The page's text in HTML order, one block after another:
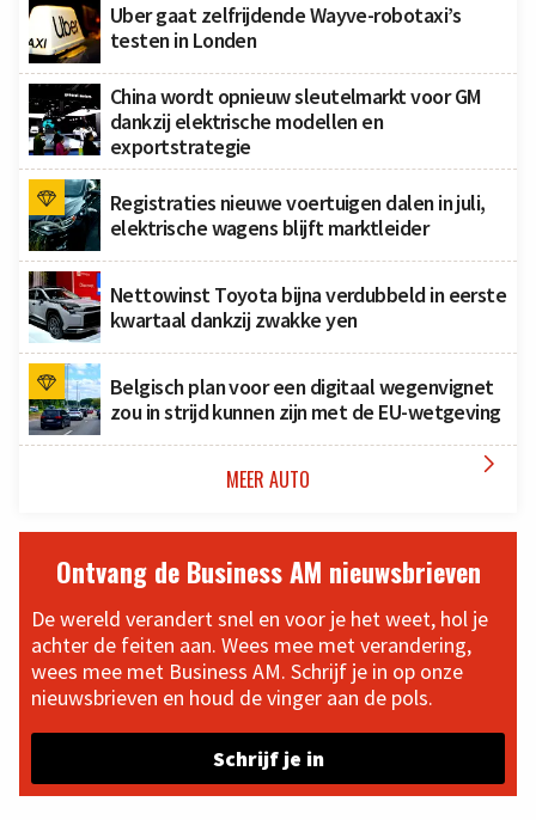
Uber gaat zelfrijdende Wayve-robotaxi’s
testen in Londen
China wordt opnieuw sleutelmarkt voor GM
dankzij elektrische modellen en
exportstrategie
Registraties nieuwe voertuigen dalen in juli,
elektrische wagens blijft marktleider
Nettowinst Toyota bijna verdubbeld in eerste
kwartaal dankzij zwakke yen
Belgisch plan voor een digitaal wegenvignet
zou in strijd kunnen zijn met de EU-wetgeving
MEER AUTO 
Ontvang de Business AM nieuwsbrieven
De wereld verandert snel en voor je het weet, hol je
achter de feiten aan. Wees mee met verandering,
wees mee met Business AM. Schrijf je in op onze
nieuwsbrieven en houd de vinger aan de pols.
Schrijf je in